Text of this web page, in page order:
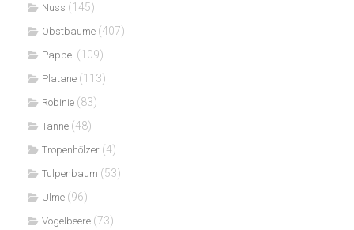
Nuss (145)
Obstbäume (407)
Pappel (109)
Platane (113)
Robinie (83)
Tanne (48)
Tropenhölzer (4)
Tulpenbaum (53)
Ulme (96)
Vogelbeere (73)